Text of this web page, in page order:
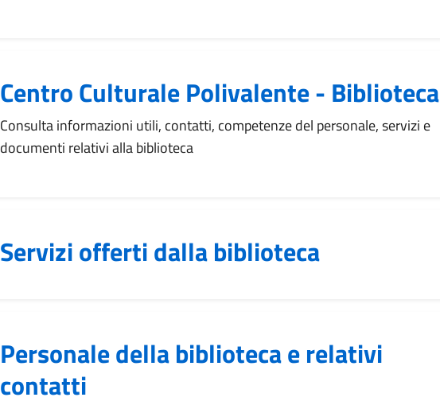
Centro Culturale Polivalente - Biblioteca
Consulta informazioni utili, contatti, competenze del personale, servizi e
documenti relativi alla biblioteca
Servizi offerti dalla biblioteca
Personale della biblioteca e relativi
contatti